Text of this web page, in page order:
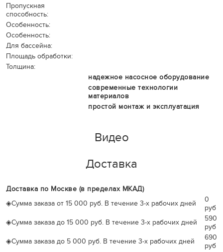
Пропускная
способность:
Особенность:
Особенность:
Для бассейна:
Площадь обработки:
Толщина:
надежное насосное оборудование
современные технологии
материалов
простой монтаж и эксплуатация
Видео
Доставка
Доставка по Москве (в пределах МКАД)
◈Сумма заказа от 15 000 руб. В течение 3-х рабочих дней
0
руб
◈Сумма заказа до 15 000 руб. В течение 3-х рабочих дней
590
руб
◈Сумма заказа до 5 000 руб. В течение 3-х рабочих дней
690
руб